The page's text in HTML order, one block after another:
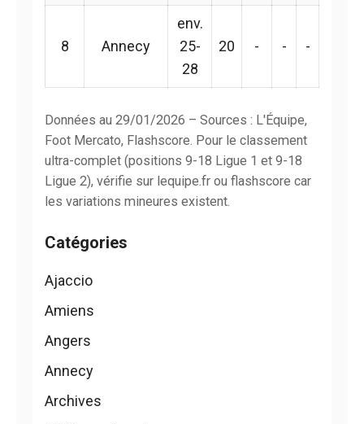
8 Annecy
env.
25-
28
20 - - -
Données au 29/01/2026 – Sources : L'Équipe,
Foot Mercato, Flashscore. Pour le classement
ultra-complet (positions 9-18 Ligue 1 et 9-18
Ligue 2), vérifie sur lequipe.fr ou flashscore car
les variations mineures existent.
Catégories
Ajaccio
Amiens
Angers
Annecy
Archives